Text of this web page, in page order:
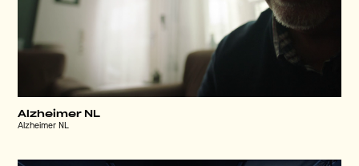
Alzheimer NL
Alzheimer NL